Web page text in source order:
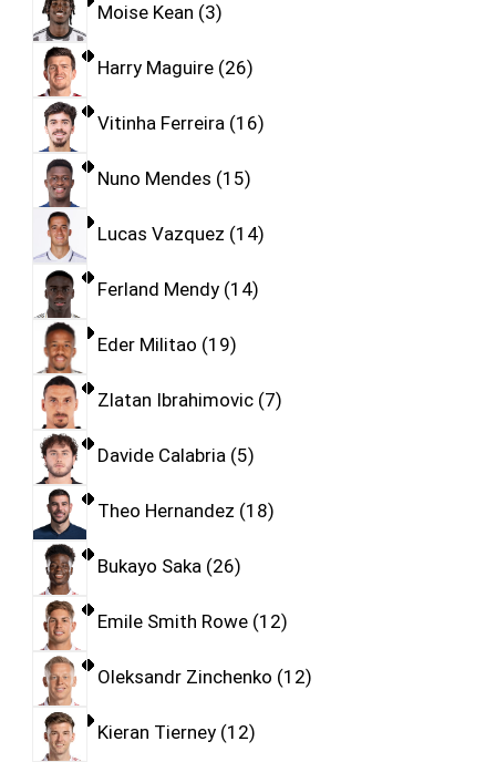
Moise Kean 3
Harry Maguire 26
Vitinha Ferreira 16
Nuno Mendes 15
Lucas Vazquez 14
Ferland Mendy 14
Eder Militao 19
Zlatan Ibrahimovic 7
Davide Calabria 5
Theo Hernandez 18
Bukayo Saka 26
Emile Smith Rowe 12
Oleksandr Zinchenko 12
Kieran Tierney 12